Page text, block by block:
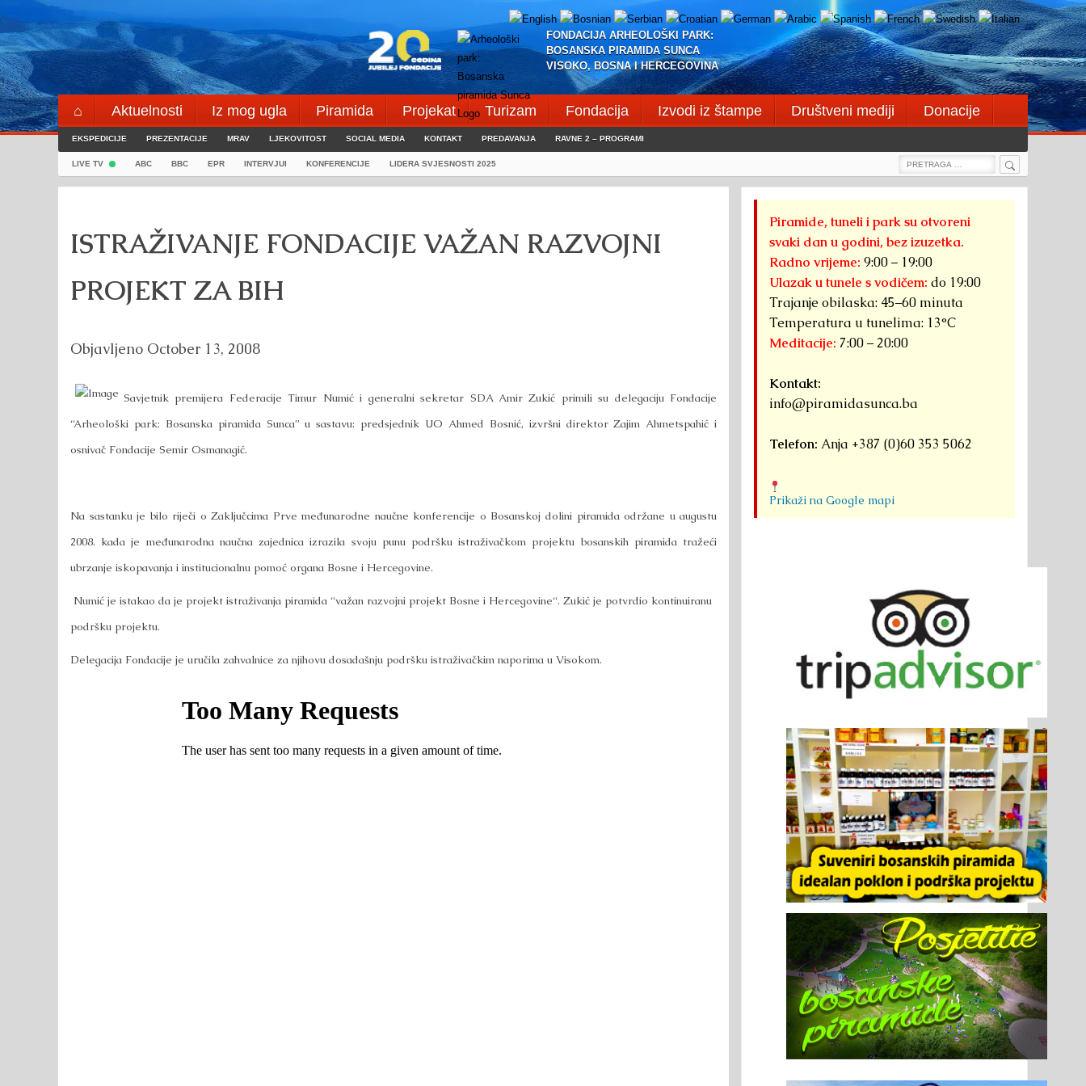
Skip
to
content
FONDACIJA ARHEOLOŠKI PARK:
BOSANSKA PIRAMIDA SUNCA
VISOKO, BOSNA I HERCEGOVINA
⌂ Aktuelnosti Iz mog ugla Piramida Projekat Turizam Fondacija Izvodi iz štampe Društveni mediji
Donacije
Blogeri
⌖
EKSPEDICIJE PREZENTACIJE MRAV LJEKOVITOST SOCIAL MEDIA KONTAKT PREDAVANJA RAVNE 2 – PROGRAMI
LIVE TV ABC BBC EPR INTERVJUI KONFERENCIJE LIDERA SVJESNOSTI 2025
Search
Search
ISTRAŽIVANJE FONDACIJE VAŽAN RAZVOJNI
PROJEKT ZA BIH
Objavljeno October 13, 2008
Savjetnik premijera Federacije Timur Numić i generalni sekretar SDA Amir Zukić primili su delegaciju Fondacije
“Arheološki park: Bosanska piramida Sunca” u sastavu: predsjednik UO Ahmed Bosnić, izvršni direktor Zajim Ahmetspahić i
osnivač Fondacije Semir Osmanagić.
Na sastanku je bilo riječi o Zaključcima Prve međunarodne naučne konferencije o Bosanskoj dolini piramida održane u augustu
2008. kada je međunarodna naučna zajednica izrazila svoju punu podršku istraživačkom projektu bosanskih piramida tražeći
ubrzanje iskopavanja i institucionalnu pomoć organa Bosne i Hercegovine.
Numić je istakao da je projekt istraživanja piramida “važan razvojni projekt Bosne i Hercegovine“. Zukić je potvrdio kontinuiranu
podršku projektu.
Delegacija Fondacije je uručila zahvalnice za njihovu dosadašnju podršku istraživačkim naporima u Visokom.
Piramide, tuneli i park su otvoreni
svaki dan u godini, bez izuzetka.
Radno vrijeme: 9:00 – 19:00
Ulazak u tunele s vodičem: do 19:00
Trajanje obilaska: 45–60 minuta
Temperatura u tunelima: 13°C
Meditacije: 7:00 – 20:00
Kontakt:
info@piramidasunca.ba
Telefon: Anja +387 (0)60 353 5062
Prikaži na Google mapi